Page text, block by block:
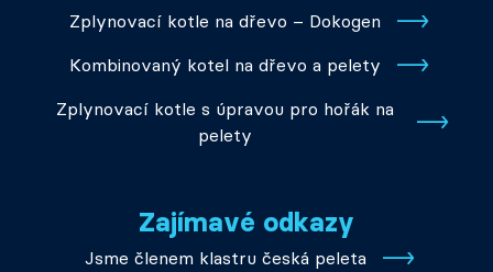
Zplynovací kotle na dřevo – Dokogen
Kombinovaný kotel na dřevo a pelety
Zplynovací kotle s úpravou pro hořák na
pelety
Zajímavé odkazy
Jsme členem klastru česká peleta